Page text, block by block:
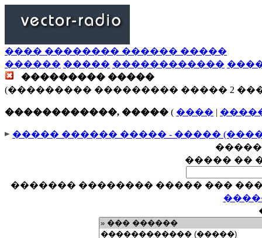
���� �������� ������ �����
������ ����� ������������
��������� �����
(��������� ��������� ����� 2
������������, ����� ( ���� |
����� ������ ����� - �����
����� ��
������� �������� ����� ���